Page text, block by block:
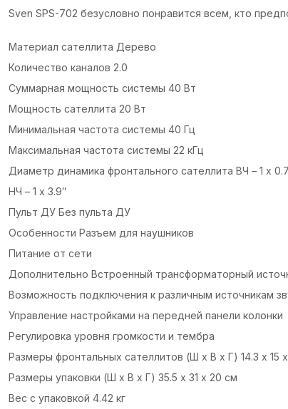
Sven SPS-702 безусловно понравится всем, кто
Материал сателлита Дерево
Количество каналов 2.0
Суммарная мощность системы 40 Вт
Мощность сателлита 20 Вт
Минимальная частота системы 40 Гц
Максимальная частота системы 22 кГц
Диаметр динамика фронтального сателлита ВЧ – 1 х
НЧ – 1 х 3.9″
Пульт ДУ Без пульта ДУ
Особенности Разъем для наушников
Питание от сети
Дополнительно Встроенный трансформаторный
Возможность подключения к различным источникам
Управление настройками на передней панели колонки
Регулировка уровня громкости и тембра
Размеры фронтальных сателлитов (Ш х В х Г) 14.3 х 15
Размеры упаковки (Ш х В х Г) 35.5 х 31 х 20 см
Вес с упаковкой 4.42 кг